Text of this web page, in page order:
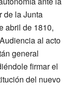
de la Junta
abril de 1810,
al acto
general
firmar el
del nuevo